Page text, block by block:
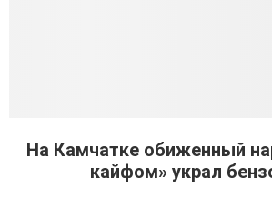
На Камчатке обиженный
кайфом» украл